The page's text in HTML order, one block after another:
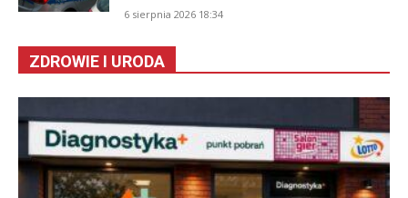
6 sierpnia 2026 18:34
ZDROWIE I URODA